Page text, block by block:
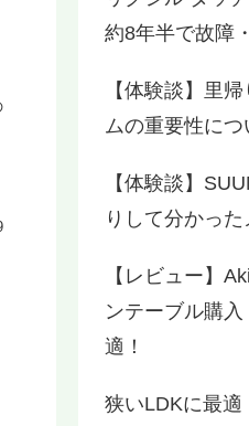
約8年半で故障
【体験談】里
ムの重要性につ
【体験談】
りして分かっ
【レビュー】
ンテーブル購
適！
狭いLDKに最